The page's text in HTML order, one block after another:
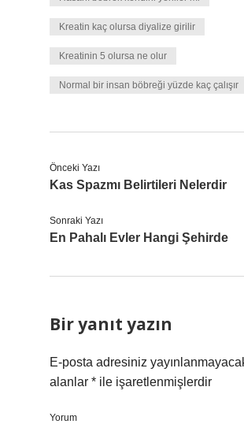
Kreatin kaç olursa diyalize girilir
Kreatinin 5 olursa ne olur
Normal bir insan böbreği yüzde kaç çalışır
Önceki Yazı
Kas Spazmı Belirtileri Nelerdir
Sonraki Yazı
En Pahalı Evler Hangi Şehirde
Bir yanıt yazın
E-posta adresiniz
alanlar * ile işaretlenmişlerdir
Yorum